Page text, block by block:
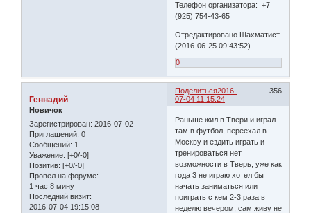
Телефон организатора: +7
(925) 754-43-65
Отредактировано Шахматист
(2016-06-25 09:43:52)
0
Поделиться 356
2016-
07-04 11:15:24
Геннадий
Новичок
Зарегистрирован: 2016-07-02
Приглашений: 0
Сообщений: 1
Уважение: [+0/-0]
Позитив: [+0/-0]
Провел на форуме:
1 час 8 минут
Последний визит:
2016-07-04 19:15:08
Раньше жил в Твери и играл
там в футбол, переехал в
Москву и ездить играть и
тренироваться нет
возможности в Тверь, уже как
года 3 не играю хотел бы
начать заниматься или
поиграть с кем 2-3 раза в
неделю вечером, сам живу не